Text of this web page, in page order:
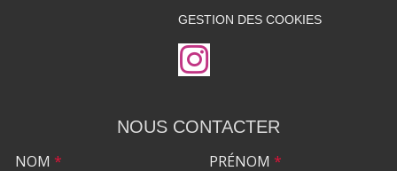
GESTION DES COOKIES
NOUS CONTACTER
NOM * PRÉNOM *